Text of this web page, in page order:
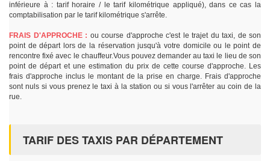
inférieure à : tarif horaire / le tarif kilométrique appliqué), dans ce cas la
comptabilisation par le tarif kilométrique s'arrête.
FRAIS D'APPROCHE : ou course d'approche c'est le trajet du taxi, de son
point de départ lors de la réservation jusqu'à votre domicile ou le point de
rencontre fixé avec le chauffeur.Vous pouvez demander au taxi le lieu de son
point de départ et une estimation du prix de cette course d'approche. Les
frais d'approche inclus le montant de la prise en charge. Frais d'approche
sont nuls si vous prenez le taxi à la station ou si vous l'arrêter au coin de la
rue.
TARIF DES TAXIS PAR DÉPARTEMENT